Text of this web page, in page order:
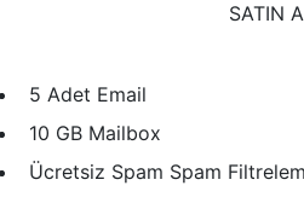
SATIN
5 Adet Email
10 GB Mailbox
Ücretsiz Spam Spam